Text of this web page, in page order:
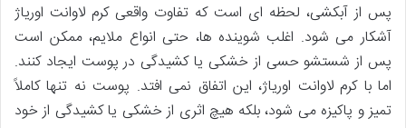
پس از آبکشی، لحظه ای است که تفاوت واقعی کرم لاوانت اوریاژ
آشکار می شود. اغلب شوینده ها، حتی انواع ملایم، ممکن است
پس از شستشو حسی از خشکی یا کشیدگی در پوست ایجاد کنند.
اما با کرم لاوانت اوریاژ، این اتفاق نمی افتد. پوست نه تنها کاملاً
تمیز و پاکیزه می شود، بلکه هیچ اثری از خشکی یا کشیدگی از خود